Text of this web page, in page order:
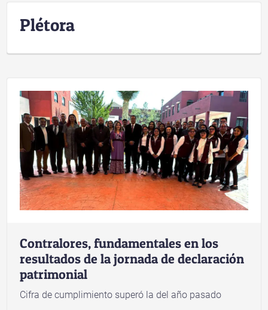
Plétora
Contralores, fundamentales en los
resultados de la jornada de declaración
patrimonial
Cifra de cumplimiento superó la del año pasado